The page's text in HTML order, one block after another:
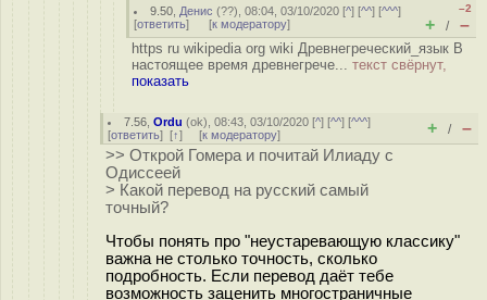
9.50 Денис (??), 08:04, 03/10/2020 [^] [^^] [^^^]
[ответить] [к модератору]
–2
+ / –
https ru wikipedia org wiki Древнегреческий_язык В
настоящее время древнегрече... текст свёрнут,
показать
7.56 ,Ordu (ok), 08:43, 03/10/2020 [^] [^^] [^^^]
[ответить] [↑] [к модератору] + / –
>> Открой Гомера и почитай Илиаду с
Одиссеей
> Какой перевод на русский самый
точный?
Чтобы понять про "неустаревающую классику"
важна не столько точность, сколько
подробность. Если перевод даёт тебе
возможность заценить многостраничные